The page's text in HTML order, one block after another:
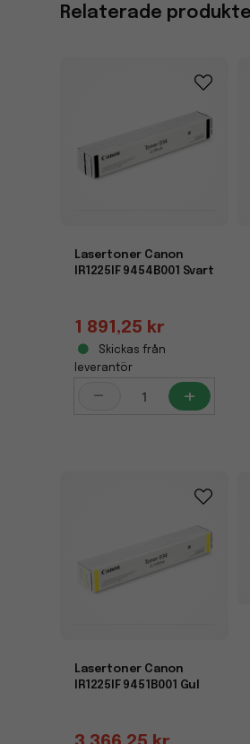
Relaterade
Lasertoner Canon
IR1225IF 9454B001 Svart
1 891,25 kr
Skickas från
leverantör
- +
Lasertoner Canon
IR1225IF 9451B001 Gul